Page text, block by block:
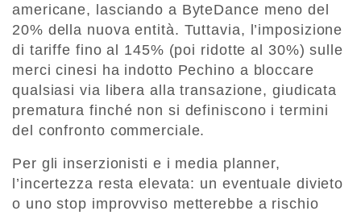
americane, lasciando a ByteDance meno del
20% della nuova entità. Tuttavia, l’imposizione
di tariffe fino al 145% (poi ridotte al 30%) sulle
merci cinesi ha indotto Pechino a bloccare
qualsiasi via libera alla transazione, giudicata
prematura finché non si definiscono i termini
del confronto commerciale.
Per gli inserzionisti e i media planner,
l’incertezza resta elevata: un eventuale divieto
o uno stop improvviso metterebbe a rischio